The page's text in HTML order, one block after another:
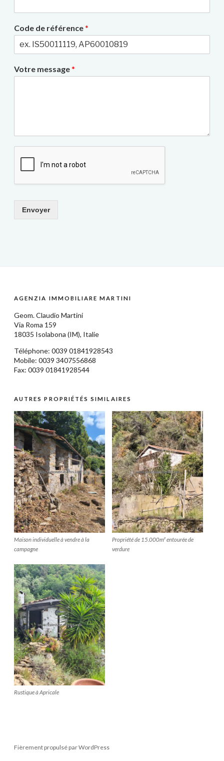
Code de référence*
Votre message*
Envoyer
AGENZIA IMMOBILIARE MARTINI
Geom.Claudio Martini
Via Roma 159
18035 Isolabona (IM), Italie
Téléphone: 0039 01841928543
Mobile: 0039 3407556868
Fax: 0039 01841928544
AUTRES PROPRIÉTÉS SIMILAIRES
Maison individuelle à vendre à la
campagne
Propriété de 15.000m² entourée de
verdure
Rustique à Apricale
Fièrement propulsé par WordPress